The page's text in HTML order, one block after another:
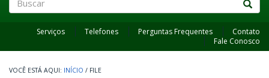
Serviços Telefones Perguntas Frequentes
Contato
Fale Conosco
INÍCIO / FILE